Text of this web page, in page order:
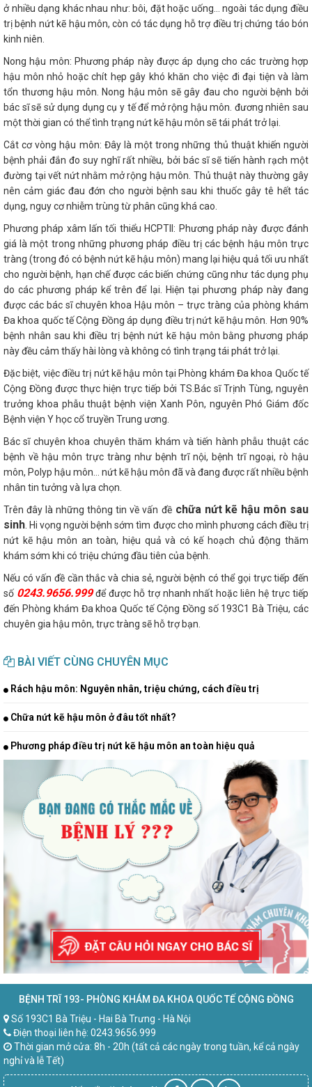
ở nhiều dạng khác nhau như: bôi, đặt hoặc uống… ngoài tác dụng điều
trị bệnh nứt kẽ hậu môn, còn có tác dụng hỗ trợ điều trị chứng táo bón
kinh niên.
Nong hậu môn: Phương pháp này được áp dụng cho các trường hợp
hậu môn nhỏ hoặc chít hẹp gây khó khăn cho việc đi đại tiện và làm
tổn thương hậu môn. Nong hậu môn sẽ gây đau cho người bệnh bởi
bác sĩ sẽ sử dụng dụng cụ y tế để mở rộng hậu môn. đương nhiên sau
một thời gian có thể tình trạng nứt kẽ hậu môn sẽ tái phát trở lại.
Cắt cơ vòng hậu môn: Đây là một trong những thủ thuật khiến người
bệnh phải đắn đo suy nghĩ rất nhiều, bởi bác sĩ sẽ tiến hành rạch một
đường tại vết nứt nhằm mở rộng hậu môn. Thủ thuật này thường gây
nên cảm giác đau đớn cho người bệnh sau khi thuốc gây tê hết tác
dụng, nguy cơ nhiễm trùng từ phân cũng khá cao.
Phương pháp xâm lấn tối thiểu HCPTII: Phương pháp này được đánh
giá là một trong những phương pháp điều trị các bệnh hậu môn trực
tràng (trong đó có bệnh nứt kẽ hậu môn) mang lại hiệu quả tối ưu nhất
cho người bệnh, hạn chế được các biến chứng cũng như tác dụng phụ
do các phương pháp kể trên để lại. Hiện tại phương pháp này đang
được các bác sĩ chuyên khoa Hậu môn – trực tràng của phòng khám
Đa khoa quốc tế Cộng Đồng áp dụng điều trị nứt kẽ hậu môn. Hơn 90%
bệnh nhân sau khi điều trị bệnh nứt kẽ hậu môn bằng phương pháp
này đều cảm thấy hài lòng và không có tình trạng tái phát trở lại.
Đặc biệt, việc điều trị nứt kẽ hậu môn tại Phòng khám Đa khoa Quốc tế
Cộng Đồng được thực hiện trực tiếp bởi TS.Bác sĩ Trịnh Tùng, nguyên
trưởng khoa phẫu thuật bệnh viện Xanh Pôn, nguyên Phó Giám đốc
Bệnh viện Y học cổ truyền Trung ương.
Bác sĩ chuyên khoa chuyên thăm khám và tiến hành phẫu thuật các
bệnh về hậu môn trực tràng như bệnh trĩ nội, bệnh trĩ ngoại, rò hậu
môn, Polyp hậu môn… nứt kẽ hậu môn đã và đang được rất nhiều bệnh
nhân tin tưởng và lựa chọn.
Trên đây là những thông tin về vấn đềchữa nứt kẽ hậu môn sau
sinh . Hi vọng người bệnh sớm tìm được cho mình phương cách điều trị
nứt kẽ hậu môn an toàn, hiệu quả và có kế hoạch chủ động thăm
khám sớm khi có triệu chứng đầu tiên của bệnh.
Nếu có vấn đề cần thắc và chia sẻ, người bệnh có thể gọi trực tiếp đến
số 0243.9656.999để được hỗ trợ nhanh nhất hoặc liên hệ trực tiếp
đến Phòng khám Đa khoa Quốc tế Cộng Đồng số 193C1 Bà Triệu, các
chuyên gia hậu môn, trực tràng sẽ hỗ trợ bạn.
BÀI VIẾT CÙNG CHUYÊN MỤC
Rách hậu môn: Nguyên nhân, triệu chứng, cách điều trị
Chữa nứt kẽ hậu môn ở đâu tốt nhất?
Phương pháp điều trị nứt kẽ hậu môn an toàn hiệu quả
BỆNH TRĨ 193- PHÒNG KHÁM ĐA KHOA QUỐC TẾ CỘNG ĐỒNG
Số 193C1 Bà Triệu - Hai Bà Trưng - Hà Nội
Điện thoại liên hệ: 0243.9656.999
Thời gian mở cửa: 8h - 20h (tất cả các ngày trong tuần, kể cả ngày
nghỉ và lễ Tết)